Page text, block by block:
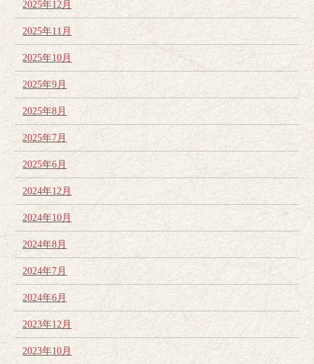
2025年12月
2025年11月
2025年10月
2025年9月
2025年8月
2025年7月
2025年6月
2024年12月
2024年10月
2024年8月
2024年7月
2024年6月
2023年12月
2023年10月